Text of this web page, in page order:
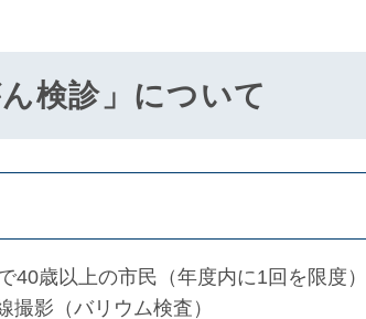
検診」について
40歳以上の市民（年度内に1回を限度）
撮影（バリウム検査）